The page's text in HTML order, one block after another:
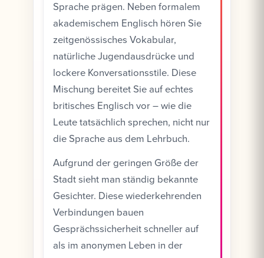
Sprache prägen. Neben formalem
akademischem Englisch hören Sie
zeitgenössisches Vokabular,
natürliche Jugendausdrücke und
lockere Konversationsstile. Diese
Mischung bereitet Sie auf echtes
britisches Englisch vor – wie die
Leute tatsächlich sprechen, nicht nur
die Sprache aus dem Lehrbuch.
Aufgrund der geringen Größe der
Stadt sieht man ständig bekannte
Gesichter. Diese wiederkehrenden
Verbindungen bauen
Gesprächssicherheit schneller auf
als im anonymen Leben in der